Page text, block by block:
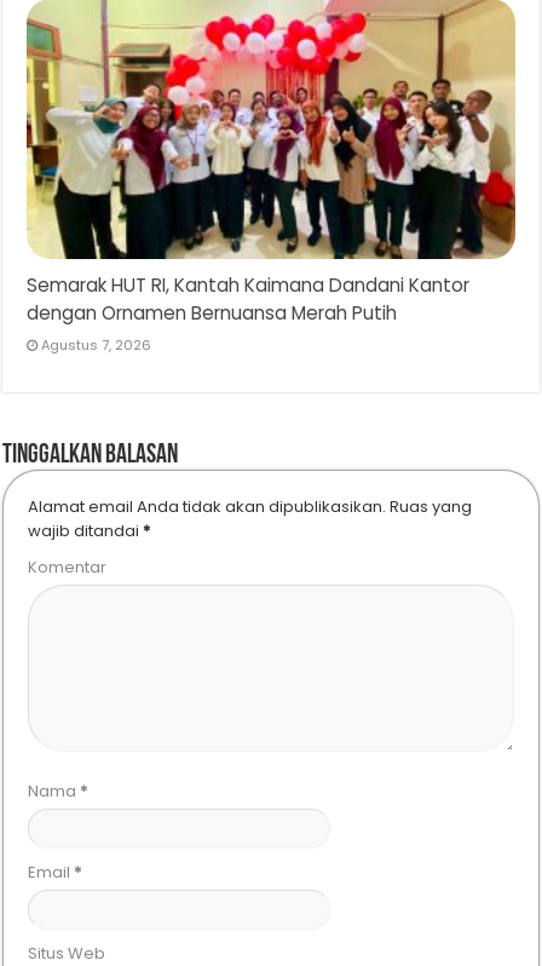
Semarak HUT RI, Kantah Kaimana Dandani Kantor
dengan Ornamen Bernuansa Merah Putih
Agustus 7, 2026
Tinggalkan Balasan
Alamat email Anda tidak akan dipublikasikan. Ruas yang
wajib ditandai *
Komentar
Nama *
Email *
Situs Web